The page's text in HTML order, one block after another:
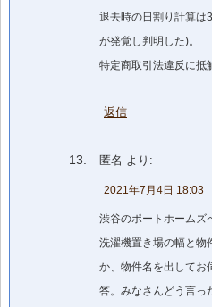
退去時の日割り計算は
が発覚し判明した)。
特定商取引法違反に抵
返信
匿名 より:
2021年7月4日 18:03
渋谷のポートホームズ
洗濯機置き場の幅と物
か、物件名を出してお
答。みなさんどう言っ